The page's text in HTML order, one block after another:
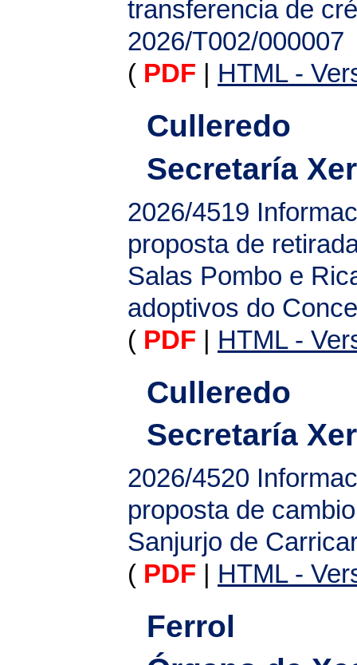
transferencia de
2026/T002/000007
( PDF HTML -
Culleredo
Secretaría
2026/4519
proposta de
Salas Pombo e
adoptivos do
( PDF HTML -
Culleredo
Secretaría
2026/4520
proposta de
Sanjurjo de
( PDF HTML -
Ferrol